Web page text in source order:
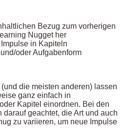
Bezug zum vorherigen
Nugget her
in Kapiteln
oder Aufgabenform
die meisten anderen) lassen
ganz einfach in
Kapitel einordnen. Bei den
geachtet, die Art und auch
zu variieren, um neue Impulse